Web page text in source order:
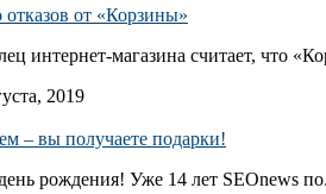
отказов от «Корзины»
интернет-магазина считает, что
2019
– вы получаете подарки!
рождения! Уже 14 лет SEOnews